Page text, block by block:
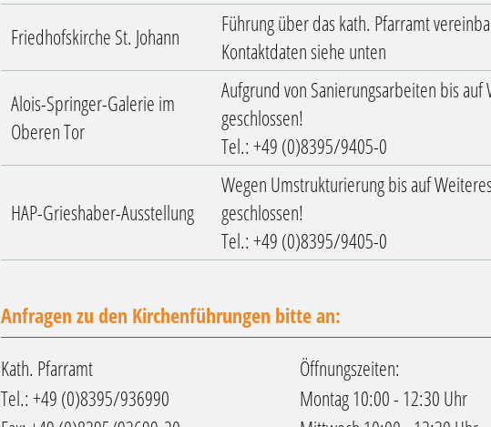
Friedhofskirche St. Johann
Führung über das kath. Pfarramt
Kontaktdaten siehe unten
Alois-Springer-Galerie im
Oberen Tor
Aufgrund von Sanierungsarbeiten bis auf
geschlossen!
Tel.: +49 (0)8395/9405-0
HAP-Grieshaber-Ausstellung
Wegen Umstrukturierung bis auf Weiteres
geschlossen!
Tel.: +49 (0)8395/9405-0
Anfragen zu den Kirchenführungen bitte an:
Kath. Pfarramt
Tel.: +49 (0)8395/936990
Öffnungszeiten:
Montag 10:00 - 12:30 Uhr